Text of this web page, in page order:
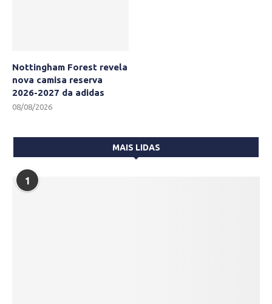
Nottingham Forest revela
nova camisa reserva
2026-2027 da adidas
08/08/2026
MAIS LIDAS
1